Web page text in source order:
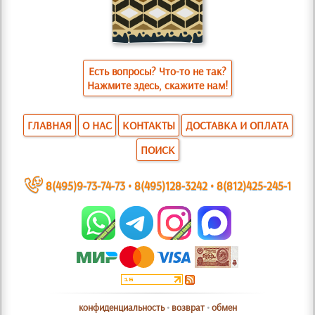
Есть вопросы? Что-то не так?
Нажмите здесь, скажите нам!
ГЛАВНАЯ О НАС КОНТАКТЫ
ДОСТАВКА И ОПЛАТА
ПОИСК
~ 8(495)9-73-74-73•8(495)128-3242•8(812)425-245-1
конфиденциальность• возврат•обмен